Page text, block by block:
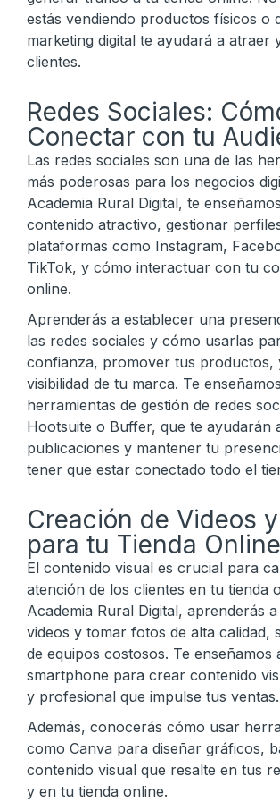
estás vendiendo productos físicos o
marketing digital te ayudará a atraer
clientes.
Redes Sociales:
Conectar con tu
Las redes sociales son una de las
más poderosas para los negocios
Academia Rural Digital, te
contenido atractivo, gestionar
plataformas como Instagram,
TikTok, y cómo interactuar con tu
online.
Aprenderás a establecer una
las redes sociales y cómo usarlas
confianza, promover tus productos,
visibilidad de tu marca. Te
herramientas de gestión de redes
Hootsuite o Buffer, que te ayudarán
publicaciones y mantener tu
tener que estar conectado todo el
Creación de Videos
para tu Tienda Online
El contenido visual es crucial para
atención de los clientes en tu tienda
Academia Rural Digital, aprenderás
videos y tomar fotos de alta calidad,
de equipos costosos. Te enseñamos
smartphone para crear contenido
y profesional que impulse tus ventas.
Además, conocerás cómo usar
como Canva para diseñar gráficos,
contenido visual que resalte en tus
y en tu tienda online.